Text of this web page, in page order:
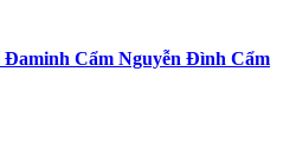
Cẩm Nguyễn Đình Cẩm